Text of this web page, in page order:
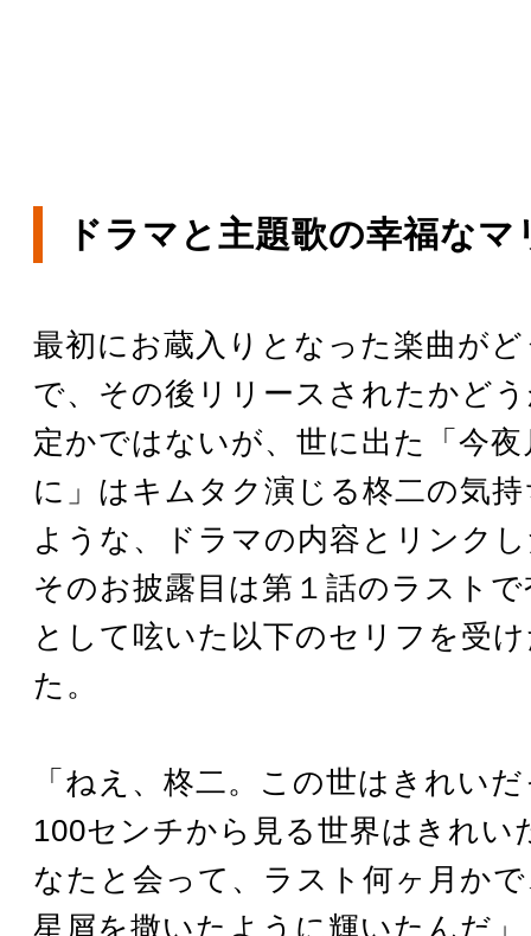
ドラマと主題歌の幸福な
最初にお蔵入りとなった楽曲が
で、その後リリースされたかど
定かではないが、世に出た「今
に」はキムタク演じる柊二の気
ような、ドラマの内容とリンク
そのお披露目は第１話のラスト
として呟いた以下のセリフを受
た。
「ねえ、柊二。この世はきれい
100センチから見る世界はきれい
なたと会って、ラスト何ヶ月か
星屑を撒いたように輝いたんだ」